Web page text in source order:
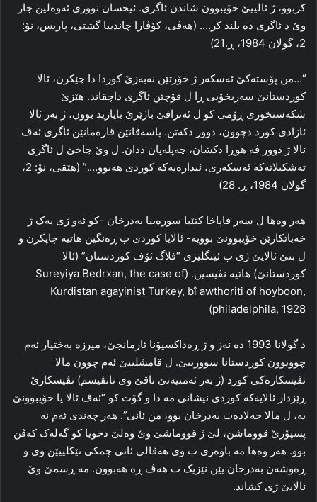
کربوو، ژ ئالییێ خۆیبوون شاندن ئاگری. ئیحسان نووری ئه‌وه‌لین جار
وێ د ئاگری ده‌ بلند کر…. (هه‌ڤی، کۆڤارا چاندییا گشتی، پاریس، نۆ:
2، گولان 1984، ڕ.21)
“…من پۆسته‌کێ ئه‌سکه‌ر ژ خۆرتێن نه‌به‌زێ کوردا دا چێکرن، ئالا
کوردستانێ سه‌ربخۆیی ڕا ل قۆچێن ئاگری داچقاند. هێزێ
شکه‌ستخوری ڕۆمی کو ل ئه‌ترافێ باژێرێ بایازید بوون، ژ به‌ر ئالا
ئازادی کورد دچوون، دوور دکه‌تن. پاسه‌ڤانێن قاره‌مانێن ئاگری ئه‌ڤ
ئالا ژ دوور ڤه‌ هوڕا دکشان، چه‌پله‌یان ددان. ل وێ چاخێ ل ئاگری
ته‌شکیلاته‌که‌ ئه‌سکه‌ری، ئیداره‌یه‌که‌ کوردی هه‌بوو….” (هێڤی، نۆ: 2،
گولان 1984، ڕ. 28)
هه‌ر وه‌ها ل سه‌ر قاپاخا کتێبا سوره‌ییا به‌درخان -کو ئه‌و ژی یه‌ک ژ
خه‌باتکارێن خۆیبوونێ بوویه‌- ئالایا کوردی ب ڕه‌نگین هاتیه‌ چاپکرن و
ل بنێ ئالایێ ژی ب ئینگلیزی “فلاگ ئۆف کوردستان” (ئالا
کوردستانێ) هاتیه‌ نڤیسین. (Sureyiya Bedrxan, the case of
Kurdistan agayinist Turkey, bî awthoriti of hoyboon,
philadelphila, 1928)
د گولانا 1993 ده‌ ئه‌ز و ژ ڕه‌داکسیۆنا ئارمانجێ، میرزه‌ به‌ختیار ئه‌م
چووبوون کوردستانا سوورییێ. ل قامشلییێ ئه‌م چوون مالا
نڤیسکاره‌کی کورد (ژ به‌ر ئه‌منیه‌تێ ناڤێ وی نانڤیسم) نڤیسکارێ
ڕێزدار ئالایه‌که‌ کوردی نیشانی مه‌ دا و گۆت کو “ئه‌ڤ ئالا یا خۆیبوونێ
یه‌، ل مالا جه‌لاده‌ت به‌درخان بوو، من ئانی”. هه‌ر چه‌ندی ئه‌م نه‌
پسپۆرێ قووماشن، لێ ژ قووماشێ وێ وه‌لێ دخویا کو گه‌له‌ک که‌ڤن
بوو. هه‌ر وه‌ها مه‌ باوه‌ری ب وی هه‌ڤالی ئانی چمکی تێکلییێن وی و
ڕه‌وشه‌ن به‌درخان یێن نێزیک ب هه‌ڤ ڕه‌ هه‌بوون. مه‌ ڕسمێ وێ
ئالایێ ژی کشاند.